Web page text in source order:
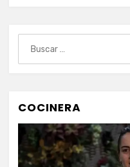
COCINERA